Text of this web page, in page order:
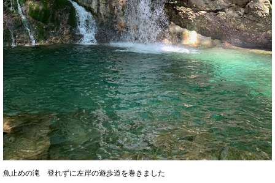
魚止めの滝 登れずに左岸の遊歩道を巻きました